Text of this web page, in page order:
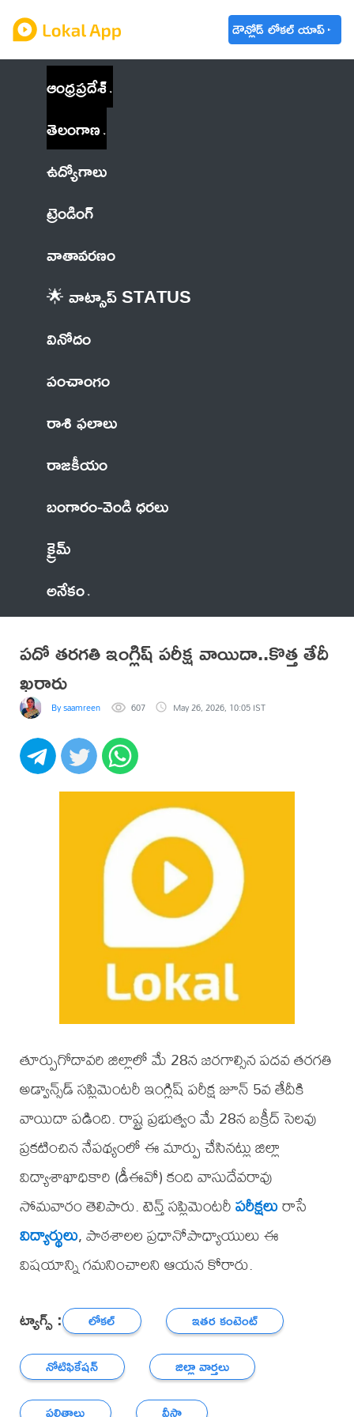
డౌన్లోడ్ లోకల్ యాప్
ఆంధ్రప్రదేశ్
తెలంగాణ
ఉద్యోగాలు
ట్రెండింగ్
వాతావరణం
🌟 వాట్సాప్ STATUS
వినోదం
పంచాంగం
రాశి ఫలాలు
రాజకీయం
బంగారం-వెండి ధరలు
క్రైమ్
అనేకం
పదో తరగతి ఇంగ్లిష్ పరీక్ష వాయిదా..కొత్త తేదీ
ఖరారు
By saamreen 607 May 26, 2026, 10:05 IST
తూర్పుగోదావరి జిల్లాలో మే 28న జరగాల్సిన పదవ తరగతి
అడ్వాన్స్‌డ్ సప్లిమెంటరీ ఇంగ్లిష్ పరీక్ష జూన్ 5వ తేదీకి
వాయిదా పడింది. రాష్ట్ర ప్రభుత్వం మే 28న బక్రీద్ సెలవు
ప్రకటించిన నేపథ్యంలో ఈ మార్పు చేసినట్లు జిల్లా
విద్యాశాఖాధికారి (డీఈవో) కంది వాసుదేవరావు
సోమవారం తెలిపారు. టెన్త్ సప్లిమెంటరీపరీక్షలురాసే
విద్యార్థులు, పాఠశాలల ప్రధానోపాధ్యాయులు ఈ
విషయాన్ని గమనించాలని ఆయన కోరారు.
ట్యాగ్స్ : లోకల్
ఇతర కంటెంట్
నోటిఫికేషన్
జిల్లా వార్తలు
ఫలితాలు
వీసా